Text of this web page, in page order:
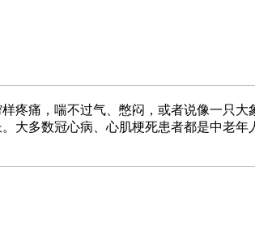
疼痛，喘不过气、憋闷，或者说像一只
大多数冠心病、心肌梗死患者都是中老